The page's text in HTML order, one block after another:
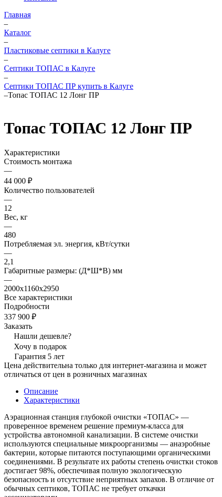
Главная
–
Каталог
–
Пластиковые септики в Калуге
–
Септики ТОПАС в Калуге
–
Септики ТОПАС ПР купить в Калуге
–Топас ТОПАС 12 Лонг ПР
Топас ТОПАС 12 Лонг ПР
Характеристики
Стоимость монтажа
—
44 000 ₽
Количество пользователей
—
12
Вес, кг
—
480
Потребляемая эл. энергия, кВт/сутки
—
2,1
Габаритные размеры: (Д*Ш*В) мм
—
2000х1160х2950
Все характеристики
Подробности
337 900 ₽
Заказать
Нашли дешевле?
Хочу в подарок
Гарантия 5 лет
Цена действительна только для интернет-магазина и может
отличаться от цен в розничных магазинах
Описание
Характеристики
Аэрационная станция глубокой очистки «ТОПАС» —
проверенное временем решение премиум-класса для
устройства автономной канализации. В системе очистки
используются специальные микроорганизмы — анаэробные
бактерии, которые питаются поступающими органическими
соединениями. В результате их работы степень очистки стоков
достигает 98%, обеспечивая полную экологическую
безопасность и отсутствие неприятных запахов. В отличие от
обычных септиков, ТОПАС не требует откачки